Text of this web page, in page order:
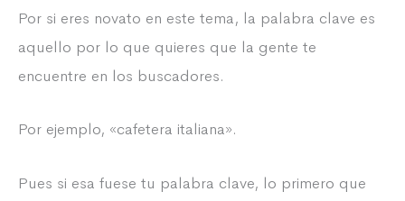
Por si eres novato en este tema, la palabra clave es
aquello por lo que quieres que la gente te
encuentre en los buscadores.
Por ejemplo, «cafetera italiana».
Pues si esa fuese tu palabra clave, lo primero que